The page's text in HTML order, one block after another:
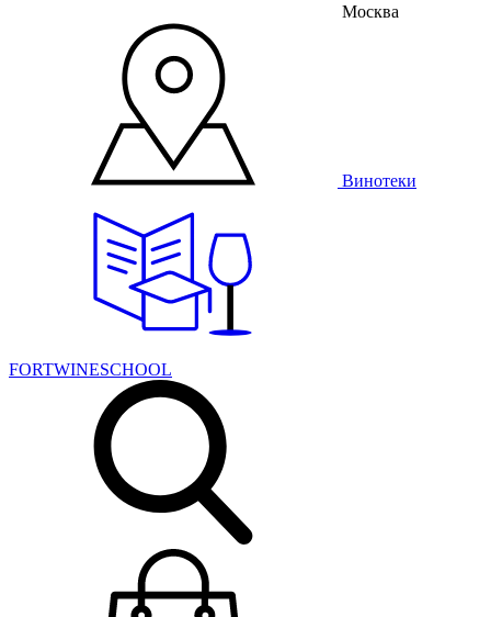
Москва
Винотеки
FORTWINESCHOOL